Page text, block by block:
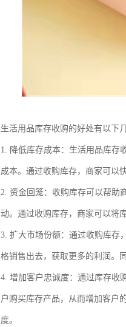
生活用品库存收购的好处有以下几
1. 降低库存成本：生活用品库存
成本。通过收购库存，商家可以
2. 资金回笼：收购库存可以帮助
动。通过收购库存，商家可以将
3. 扩大市场份额：通过收购库存
格销售出去，获取更多的利润。
4. 增加客户忠诚度：通过库存收
户购买库存产品，从而增加客户
度。